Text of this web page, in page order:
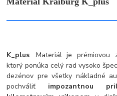
K_plus :Materiál je prémiovou
ktorý ponúka celý rad vysoko
dezénov pre všetky nákladné
pochváliť impozantnou